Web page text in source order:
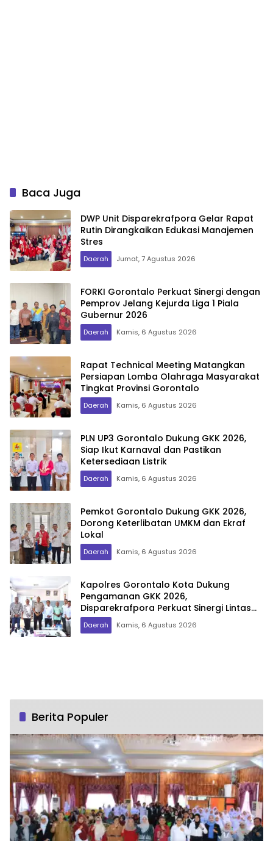
Baca Juga
DWP Unit Disparekrafpora Gelar Rapat
Rutin Dirangkaikan Edukasi Manajemen
Stres
Daerah Jumat, 7 Agustus 2026
FORKI Gorontalo Perkuat Sinergi dengan
Pemprov Jelang Kejurda Liga 1 Piala
Gubernur 2026
Daerah Kamis, 6 Agustus 2026
Rapat Technical Meeting Matangkan
Persiapan Lomba Olahraga Masyarakat
Tingkat Provinsi Gorontalo
Daerah Kamis, 6 Agustus 2026
PLN UP3 Gorontalo Dukung GKK 2026,
Siap Ikut Karnaval dan Pastikan
Ketersediaan Listrik
Daerah Kamis, 6 Agustus 2026
Pemkot Gorontalo Dukung GKK 2026,
Dorong Keterlibatan UMKM dan Ekraf
Lokal
Daerah Kamis, 6 Agustus 2026
Kapolres Gorontalo Kota Dukung
Pengamanan GKK 2026,
Disparekrafpora Perkuat Sinergi Lintas
Sektor
Daerah Kamis, 6 Agustus 2026
Berita Populer